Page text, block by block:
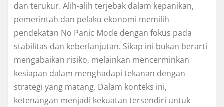
dan terukur. Alih-alih terjebak dalam kepanikan,
pemerintah dan pelaku ekonomi memilih
pendekatan No Panic Mode dengan fokus pada
stabilitas dan keberlanjutan. Sikap ini bukan berarti
mengabaikan risiko, melainkan mencerminkan
kesiapan dalam menghadapi tekanan dengan
strategi yang matang. Dalam konteks ini,
ketenangan menjadi kekuatan tersendiri untuk